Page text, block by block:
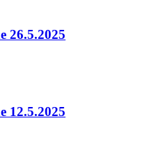
26.5.2025
12.5.2025